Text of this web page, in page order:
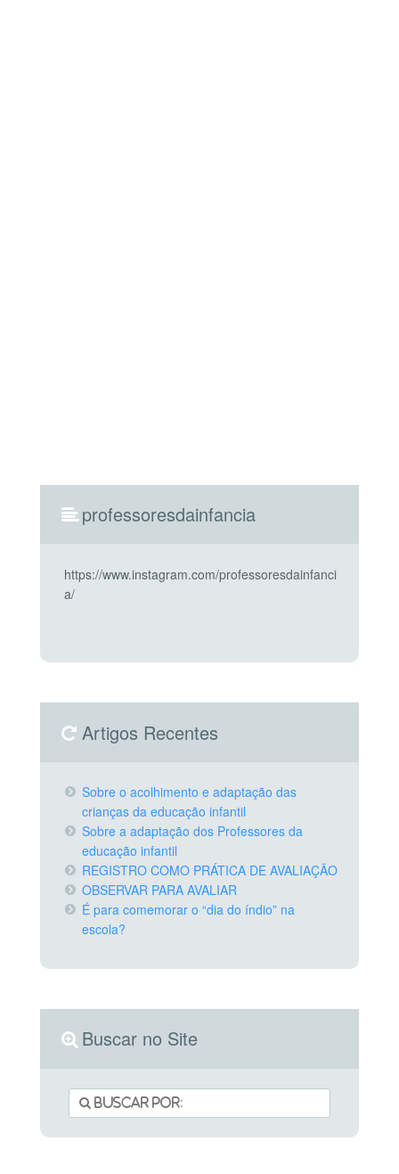
professoresdainfancia
https://www.instagram.com/professoresdainfanci
a/
Artigos Recentes
Sobre o acolhimento e adaptação das
crianças da educação infantil
Sobre a adaptação dos Professores da
educação infantil
REGISTRO COMO PRÁTICA DE AVALIAÇÃO
OBSERVAR PARA AVALIAR
É para comemorar o “dia do índio” na
escola?
Buscar no Site